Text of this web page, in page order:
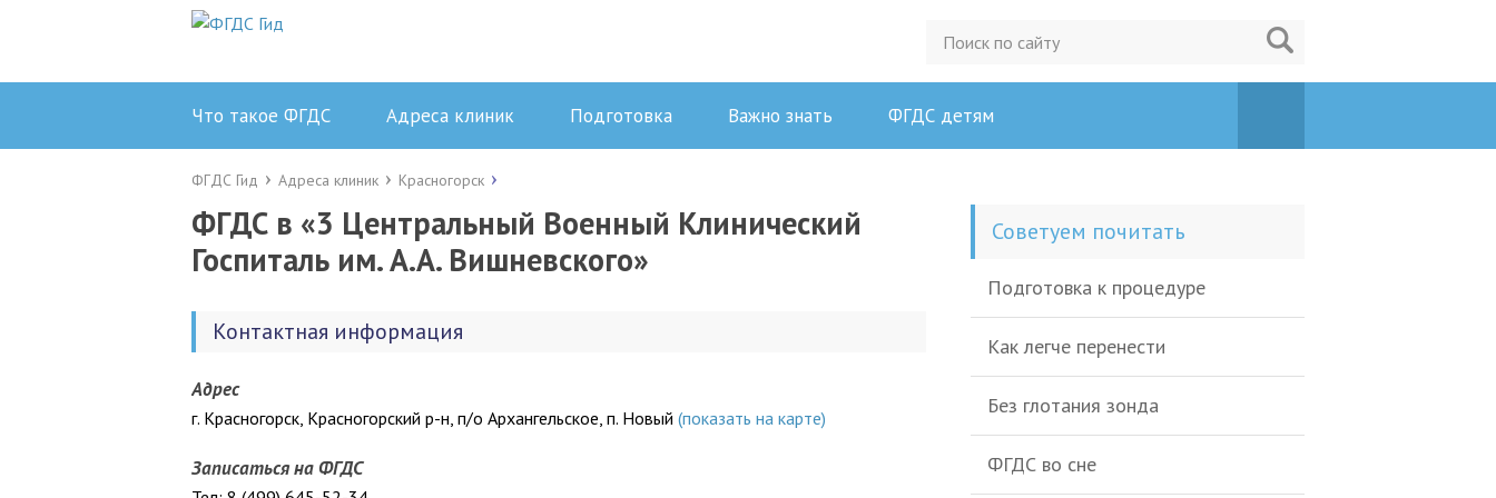
Что такое ФГДС Адреса клиник Подготовка Важно знать ФГДС детям
ФГДС Гид Адреса клиник Красногорск
ФГДС в «3 Центральный Военный Клинический
Госпиталь им. А.А. Вишневского»
Контактная информация
Адрес
г. Красногорск, Красногорский р-н, п/о Архангельское, п. Новый (показать на карте)
Записаться на ФГДС
Советуем почитать
Подготовка к процедуре
Как легче перенести
Без глотания зонда
ФГДС во сне